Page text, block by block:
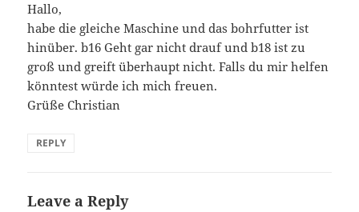
Hallo,
habe die gleiche Maschine und das bohrfutter ist
hinüber. b16 Geht gar nicht drauf und b18 ist zu
groß und greift überhaupt nicht. Falls du mir helfen
könntest würde ich mich freuen.
Grüße Christian
REPLY
Leave a Reply